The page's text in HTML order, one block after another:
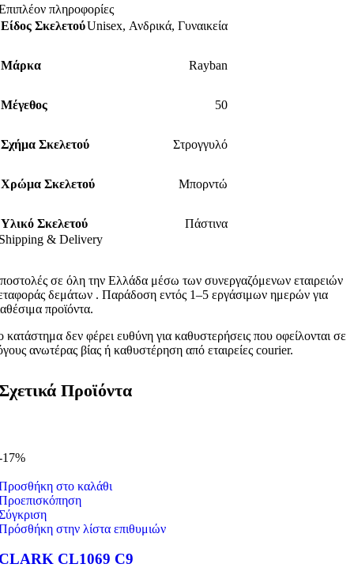
πληροφορίες
Είδος ΣκελετούUnisex, Ανδρικά, Γυναικεία
Μάρκα Rayban
Μέγεθος 50
Σχήμα Σκελετού Στρογγυλό
Χρώμα Σκελετού Μπορντώ
Υλικό Σκελετού
Πάστινα
& Delivery
σε όλη την Ελλάδα μέσω των συνεργαζόμενων εταιρειών
δεμάτων . Παράδοση εντός 1–5 εργάσιμων ημερών για
προϊόντα.
κατάστημα δεν φέρει ευθύνη για καθυστερήσεις που οφείλονται σε
ανωτέρας βίας ή καθυστέρηση από εταιρείες courier.
Προϊόντα
17%
στο καλάθι
στην λίστα επιθυμιών
CL1069 C9